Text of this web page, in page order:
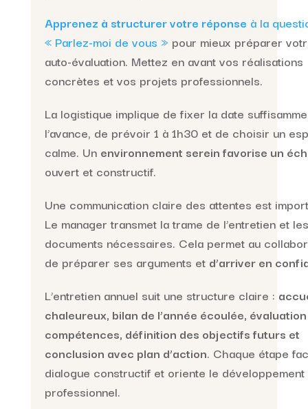
Apprenez à structurer votre réponse à la
« Parlez-moi de vous » pour mieux préparer
auto-évaluation. Mettez en avant vos réalisations
concrètes et vos projets professionnels.
La logistique implique de fixer la date
l’avance, de prévoir 1 à 1h30 et de choisir un
calme. Un environnement serein favorise un
ouvert et constructif.
Une communication claire des attentes est
Le manager transmet la trame de l’entretien et les
documents nécessaires. Cela permet au
de préparer ses arguments et d’arriver en
L’entretien annuel suit une structure claire :
chaleureux, bilan de l’année écoulée,
compétences, définition des objectifs futurs et
conclusion avec plan d’action. Chaque étape
dialogue constructif et oriente le développement
professionnel.